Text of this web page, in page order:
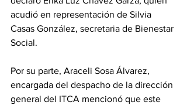
acudió en representación de Silvia
Casas González, secretaria de Bienestar
Social.
Por su parte, Araceli Sosa Álvarez,
encargada del despacho de la dirección
general del ITCA mencionó que este